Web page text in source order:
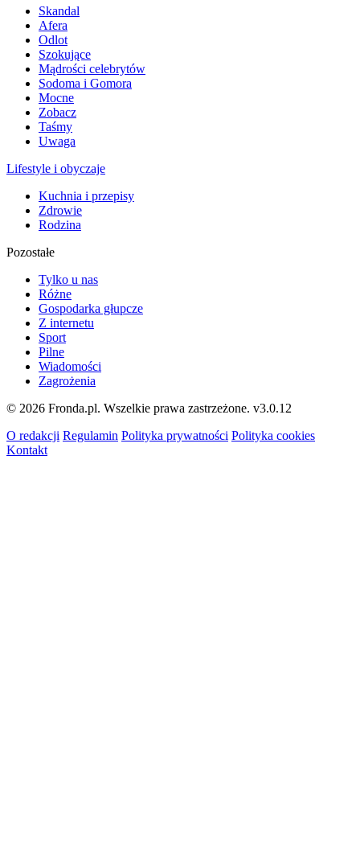
Skandal
Afera
Odlot
Szokujące
Mądrości celebrytów
Sodoma i Gomora
Mocne
Zobacz
Taśmy
Uwaga
Lifestyle i obyczaje
Kuchnia i przepisy
Zdrowie
Rodzina
Pozostałe
Tylko u nas
Różne
Gospodarka głupcze
Z internetu
Sport
Pilne
Wiadomości
Zagrożenia
© 2026 Fronda.pl. Wszelkie prawa zastrzeżone. v3.0.12
O redakcji Regulamin Polityka prywatności Polityka cookies
Kontakt